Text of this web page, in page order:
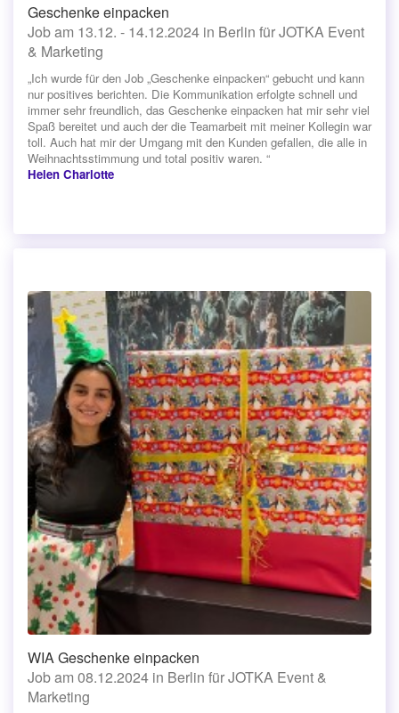
Geschenke einpacken
Job am 13.12. - 14.12.2024 in Berlin für JOTKA Event
& Marketing
„Ich wurde für den Job „Geschenke einpacken“ gebucht und kann
nur positives berichten. Die Kommunikation erfolgte schnell und
immer sehr freundlich, das Geschenke einpacken hat mir sehr viel
Spaß bereitet und auch der die Teamarbeit mit meiner Kollegin war
toll. Auch hat mir der Umgang mit den Kunden gefallen, die alle in
Weihnachtsstimmung und total positiv waren. “
Helen Charlotte
WIA Geschenke einpacken
Job am 08.12.2024 in Berlin für JOTKA Event &
Marketing